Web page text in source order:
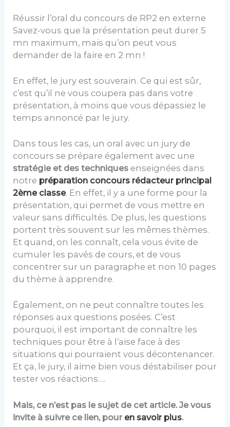
Réussir l’oral du concours de RP2 en externe
Savez-vous que la présentation peut durer 5
mn maximum, mais qu’on peut vous
demander de la faire en 2 mn !
En effet, le jury est souverain. Ce qui est sûr,
c’est qu’il ne vous coupera pas dans votre
présentation, à moins que vous dépassiez le
temps annoncé par le jury.
Dans tous les cas, un oral avec un jury de
concours se prépare également avec une
stratégie et des techniques enseignées dans
notre préparation concours rédacteur principal
2ème classe. En effet, il y a une forme pour la
présentation, qui permet de vous mettre en
valeur sans difficultés. De plus, les questions
portent très souvent sur les mêmes thèmes.
Et quand, on les connaît, cela vous évite de
cumuler les pavés de cours, et de vous
concentrer sur un paragraphe et non 10 pages
du thème à apprendre.
Également, on ne peut connaître toutes les
réponses aux questions posées. C’est
pourquoi, il est important de connaître les
techniques pour être à l’aise face à des
situations qui pourraient vous décontenancer.
Et ça, le jury, il aime bien vous déstabiliser pour
tester vos réactions….
Mais, ce n’est pas le sujet de cet article. Je vous
invite à suivre ce lien, pour en savoir plus.